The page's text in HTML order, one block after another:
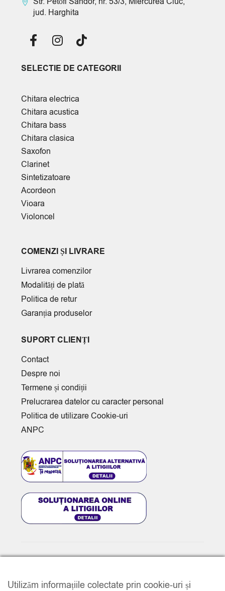
jud. Harghita
SELECTIE DE CATEGORII
Chitara electrica
Chitara acustica
Chitara bass
Chitara clasica
Saxofon
Clarinet
Sintetizatoare
Acordeon
Vioara
Violoncel
COMENZI ȘI LIVRARE
Livrarea comenzilor
Modalități de plată
Politica de retur
Garanția produselor
SUPORT CLIENȚI
Contact
Despre noi
Termene și condiții
Prelucrarea datelor cu caracter personal
Politica de utilizare Cookie-uri
ANPC
Utilizăm informațiile colectate prin cookie-uri și